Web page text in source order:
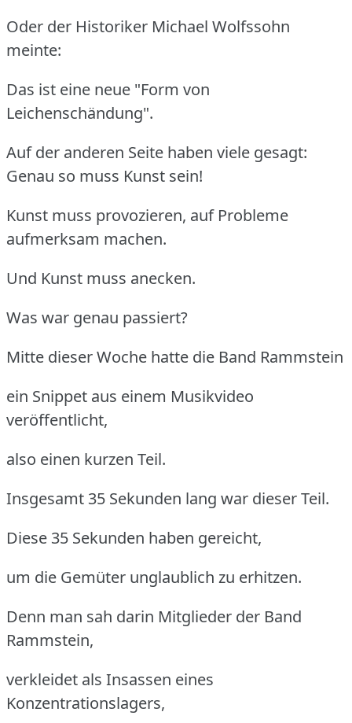
Oder der Historiker Michael Wolfssohn
meinte:
Das ist eine neue "Form von
Leichenschändung".
Auf der anderen Seite haben viele gesagt:
Genau so muss Kunst sein!
Kunst muss provozieren, auf Probleme
aufmerksam machen.
Und Kunst muss anecken.
Was war genau passiert?
Mitte dieser Woche hatte die Band Rammstein
ein Snippet aus einem Musikvideo
veröffentlicht,
also einen kurzen Teil.
Insgesamt 35 Sekunden lang war dieser Teil.
Diese 35 Sekunden haben gereicht,
um die Gemüter unglaublich zu erhitzen.
Denn man sah darin Mitglieder der Band
Rammstein,
verkleidet als Insassen eines
Konzentrationslagers,